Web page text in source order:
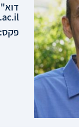
פקס: